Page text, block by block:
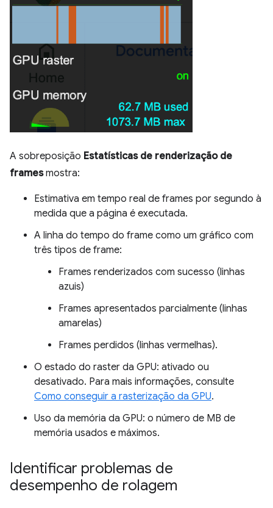
A sobreposição Estatísticas de renderização de
framesmostra:
Estimativa em tempo real de frames por segundo à
medida que a página é executada.
A linha do tempo do frame como um gráfico com
três tipos de frame:
Frames renderizados com sucesso (linhas
azuis)
Frames apresentados parcialmente (linhas
amarelas)
Frames perdidos (linhas vermelhas).
O estado do raster da GPU: ativado ou
desativado. Para mais informações, consulte
Como conseguir a rasterização da GPU.
Uso da memória da GPU: o número de MB de
memória usados e máximos.
Identificar problemas de
desempenho de rolagem